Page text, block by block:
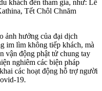
khách đến tham gia, như: Lễ
Tết Chôl Chnăm
ảnh hưởng của đại dịch
im lìm không tiếp khách, mà
vận động phật tử chung tay
nghiêm các biện pháp
các hoạt động hỗ trợ người
19.